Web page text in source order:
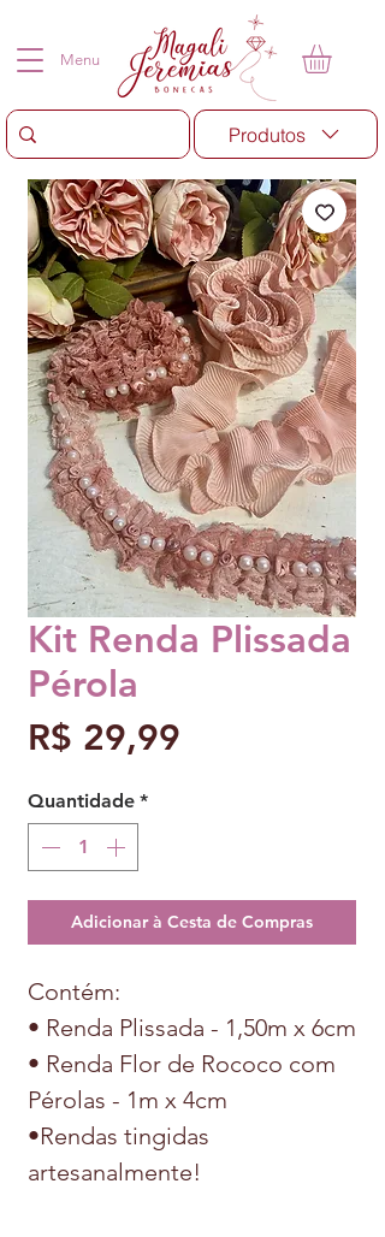
Menu
Produtos
Kit Renda Plissada
Pérola
R$ 29,99
Quantidade *
Adicionar à Cesta de Compras
Contém:
• Renda Plissada - 1,50m x 6cm
• Renda Flor de Rococo com
Pérolas - 1m x 4cm
•Rendas tingidas
artesanalmente!